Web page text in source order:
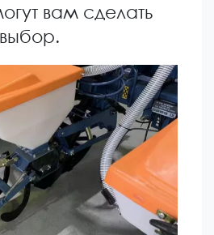
вам сделать